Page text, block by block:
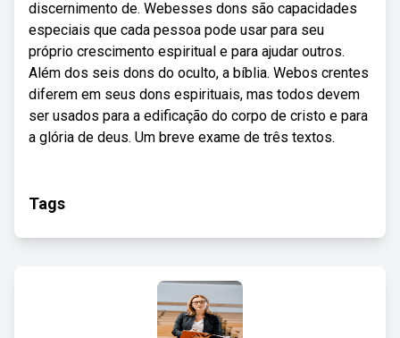
discernimento de. Webesses dons são capacidades
especiais que cada pessoa pode usar para seu
próprio crescimento espiritual e para ajudar outros.
Além dos seis dons do oculto, a bíblia. Webos crentes
diferem em seus dons espirituais, mas todos devem
ser usados para a edificação do corpo de cristo e para
a glória de deus. Um breve exame de três textos.
Tags